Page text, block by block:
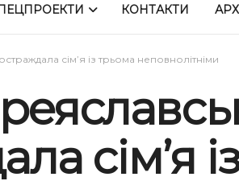
КОНТАКТИ
сім’я із трьома неповнолітніми
сім’я